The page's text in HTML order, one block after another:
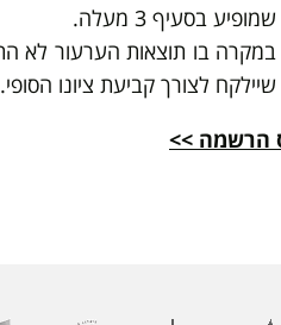
שמופיע בסעיף 3 מעלה.
שיילקח לצורך קביעת ציונו הסופי.
הרשמה >>